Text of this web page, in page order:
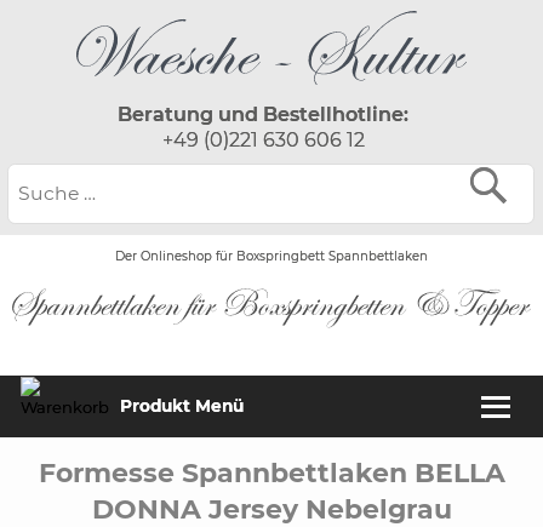
Beratung und Bestellhotline:
+49 (0)221 630 606 12
Der Onlineshop für Boxspringbett Spannbettlaken
Produkt Menü
Formesse Spannbettlaken BELLA
DONNA Jersey Nebelgrau